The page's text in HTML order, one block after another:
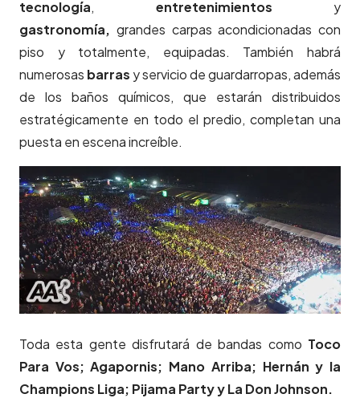
tecnología, entretenimientos y
gastronomía, grandes carpas acondicionadas con
piso y totalmente, equipadas. También habrá
numerosas barras y servicio de guardarropas, además
de los baños químicos, que estarán distribuidos
estratégicamente en todo el predio, completan una
puesta en escena increíble.
Toda esta gente disfrutará de bandas como Toco
Para Vos; Agapornis; Mano Arriba; Hernán y la
Champions Liga; Pijama Party y La Don Johnson.